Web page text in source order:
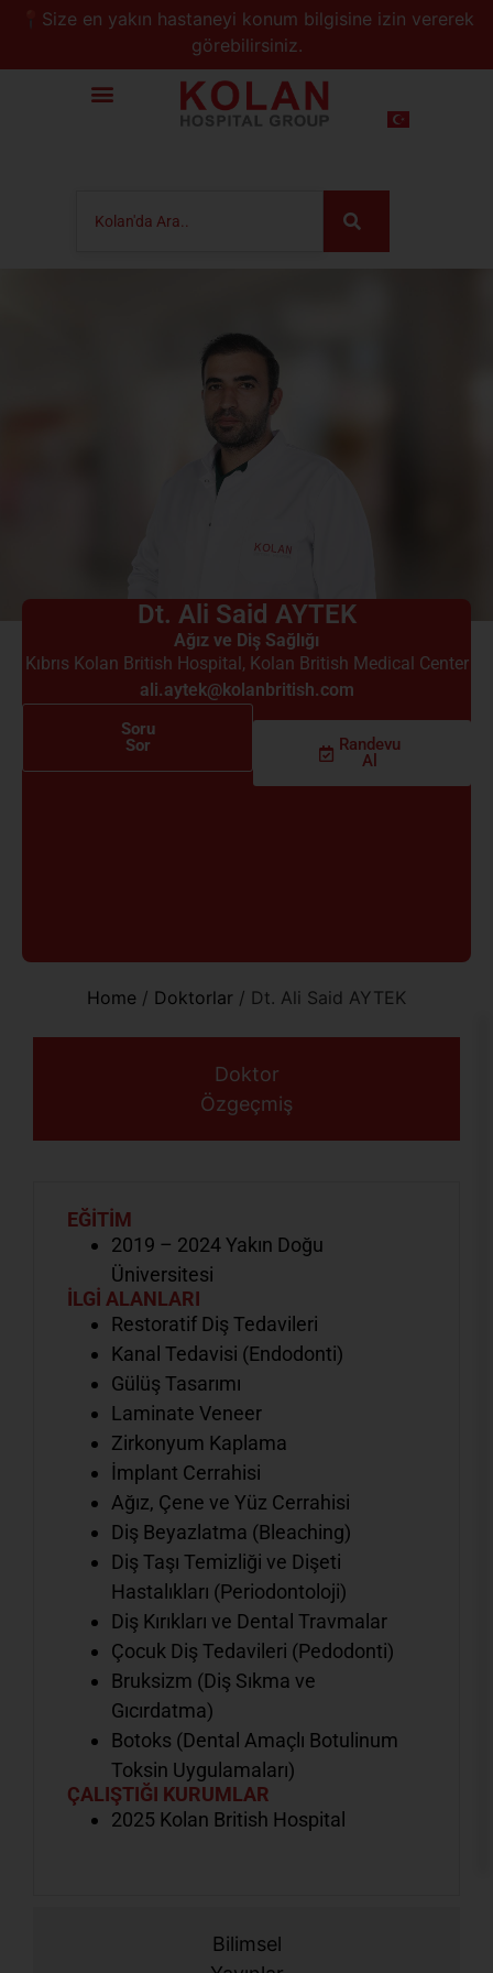
📍Size en yakın hastaneyi konum bilgisine izin vererek
görebilirsiniz.
Dt. Ali Said AYTEK
Ağız ve Diş Sağlığı
Kıbrıs Kolan British Hospital, Kolan British Medical Center
ali.aytek@kolanbritish.com
Soru
Sor
Randevu
Al
Home / Doktorlar / Dt. Ali Said AYTEK
Doktor
Özgeçmiş
Bilimsel
EĞİTİM
2019 – 2024 Yakın Doğu
Üniversitesi
İLGİ ALANLARI
Restoratif Diş Tedavileri
Kanal Tedavisi (Endodonti)
Gülüş Tasarımı
Laminate Veneer
Zirkonyum Kaplama
İmplant Cerrahisi
Ağız, Çene ve Yüz Cerrahisi
Diş Beyazlatma (Bleaching)
Diş Taşı Temizliği ve Dişeti
Hastalıkları (Periodontoloji)
Diş Kırıkları ve Dental Travmalar
Çocuk Diş Tedavileri (Pedodonti)
Bruksizm (Diş Sıkma ve
Gıcırdatma)
Botoks (Dental Amaçlı Botulinum
Toksin Uygulamaları)
ÇALIŞTIĞI KURUMLAR
2025 Kolan British Hospital